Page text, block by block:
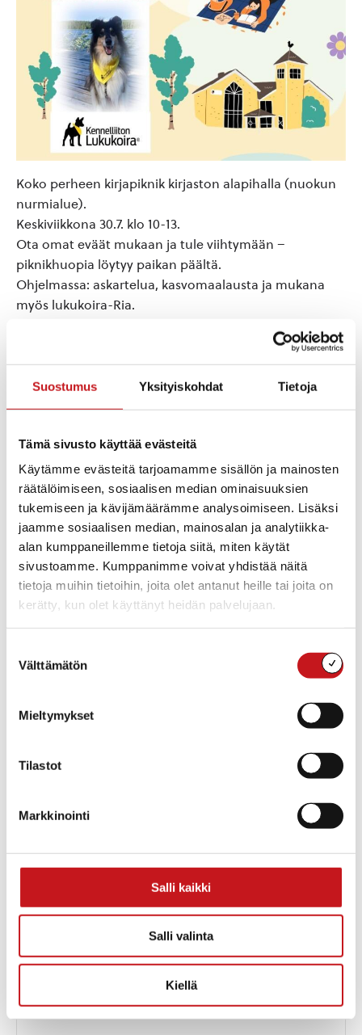
Suostumus Yksityiskohdat Tietoja
Tämä sivusto käyttää evästeitä
Käytämme evästeitä tarjoamamme sisällön ja mainosten
räätälöimiseen, sosiaalisen median ominaisuuksien
tukemiseen ja kävijämäärämme analysoimiseen. Lisäksi
jaamme sosiaalisen median, mainosalan ja analytiikka-
alan kumppaneillemme tietoja siitä, miten käytät
sivustoamme. Kumppanimme voivat yhdistää näitä
tietoja muihin tietoihin, joita olet antanut heille tai joita on
kerätty, kun olet käyttänyt heidän palvelujaan.
valinta
Välttämätön
Mieltymykset
Tilastot
Markkinointi
Salli kaikki
Salli valinta
Kiellä
Koko perheen kirjapiknik kirjaston alapihalla (nuokun
nurmialue).
Keskiviikkona 30.7. klo 10-13.
Ota omat eväät mukaan ja tule viihtymään –
piknikhuopia löytyy paikan päältä.
Ohjelmassa: askartelua, kasvomaalausta ja mukana
myös lukukoira-Ria.
Lisää kalenteriin
TIEDOT
Päivämäärä:
ke 30.7.2025
Aika:
10:00 - 13:00
TAPAHTUMAPAIKAT
Rautalammin
Nuorisotila Nuokku
Rautalampi
040 576 5952
WWW-sivusto